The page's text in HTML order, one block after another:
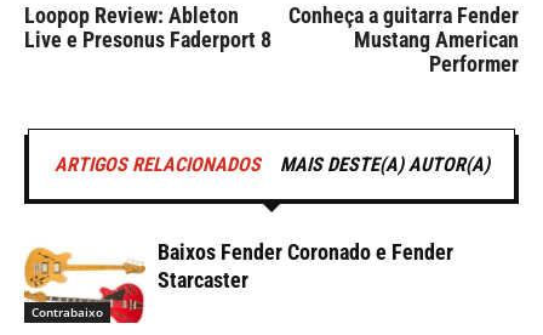
Loopop Review: Ableton
Live e Presonus Faderport 8
Conheça a guitarra Fender
Mustang American
Performer
ARTIGOS RELACIONADOS MAIS DESTE(A) AUTOR(A)
Contrabaixo
Baixos Fender Coronado e Fender
Starcaster